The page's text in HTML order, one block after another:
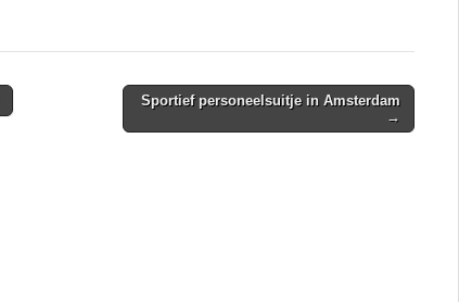
Sportief personeelsuitje in Amsterdam
→